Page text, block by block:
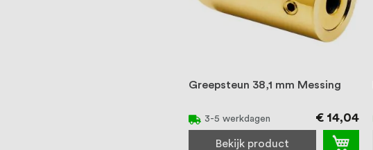
Greepsteun 38,1 mm Messing
3-5 werkdagen € 14,04
Bekijk product